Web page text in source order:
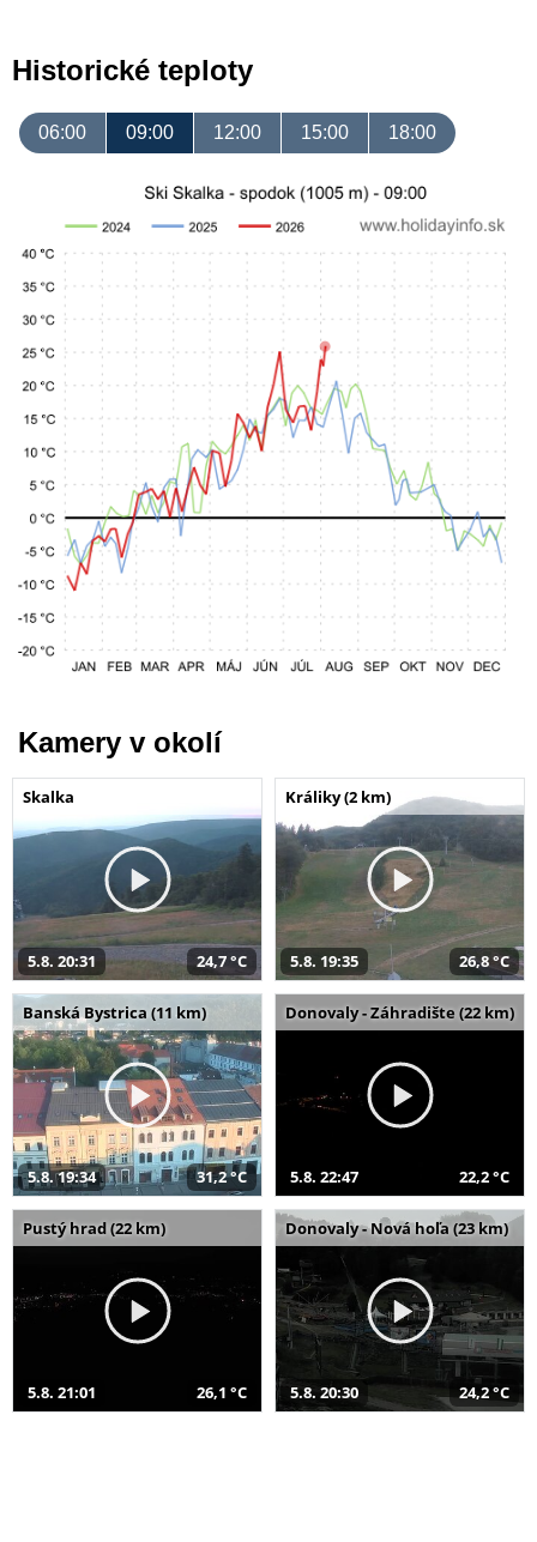
Historické teploty
06:00 09:00 12:00 15:00 18:00
Kamery v okolí
Skalka
5.8. 20:31 24,7 °C
Králiky (2 km)
5.8. 19:35 26,8 °C
Banská Bystrica (11 km)
5.8. 19:34 31,2 °C
Donovaly - Záhradište (22 km)
5.8. 22:47 22,2 °C
Pustý hrad (22 km)
5.8. 21:01 26,1 °C
Donovaly - Nová hoľa (23 km)
5.8. 20:30 24,2 °C